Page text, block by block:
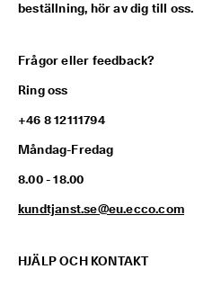
beställning, hör av dig till oss.
Frågor eller feedback?
Ring oss
+46 8 12111794
Måndag-Fredag
8.00 - 18.00
kundtjanst.se@eu.ecco.com
HJÄLP OCH KONTAKT